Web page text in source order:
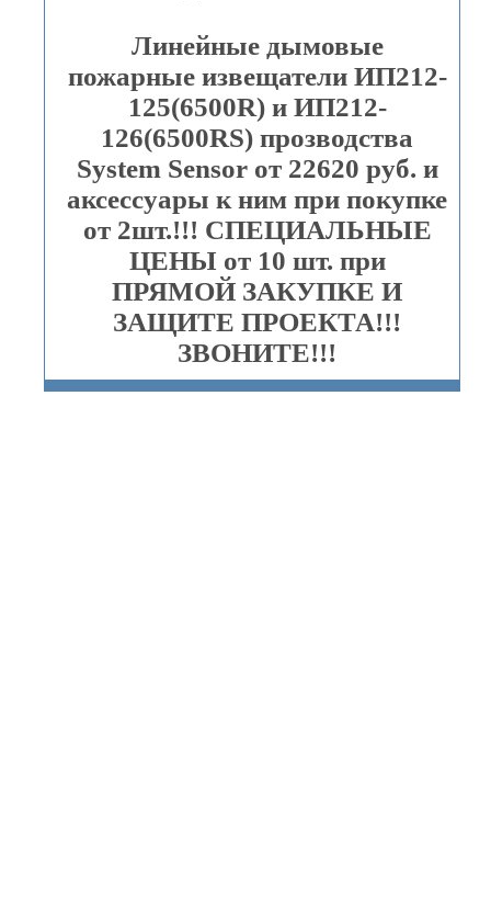
Линейные дымовые
пожарные извещатели ИП212-
125(6500R) и ИП212-
126(6500RS) прозводства
System Sensor от 22620 руб. и
аксессуары к ним при покупке
от 2шт.!!! СПЕЦИАЛЬНЫЕ
ЦЕНЫ от 10 шт. при
ПРЯМОЙ ЗАКУПКЕ И
ЗАЩИТЕ ПРОЕКТА!!!
ЗВОНИТЕ!!!